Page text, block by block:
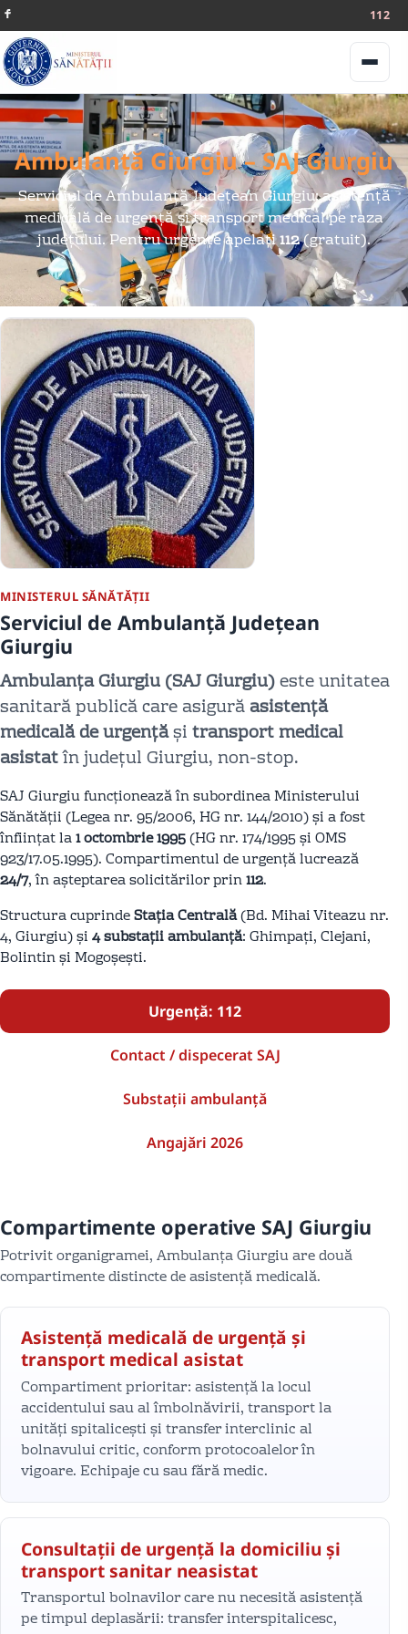
112
Meniu
Ambulanță Giurgiu – SAJ Giurgiu
Serviciul de Ambulanță Județean Giurgiu: asistență
medicală de urgență și transport medical pe raza
județului. Pentru urgențe apelați112(gratuit).
MINISTERUL SĂNĂTĂȚII
Serviciul de Ambulanță Județean
Giurgiu
Ambulanța Giurgiu (SAJ Giurgiu)este unitatea
sanitară publică care asigurăasistență
medicală de urgențășitransport medical
asistatîn județul Giurgiu, non-stop.
SAJ Giurgiu funcționează în subordinea Ministerului
Sănătății (Legea nr. 95/2006, HG nr. 144/2010) și a fost
înființat la1 octombrie 1995(HG nr. 174/1995 și OMS
923/17.05.1995). Compartimentul de urgență lucrează
24/7, în așteptarea solicitărilor prin112.
Structura cuprindeStația Centrală(Bd. Mihai Viteazu nr.
4, Giurgiu) și4 substații ambulanță: Ghimpați, Clejani,
Bolintin și Mogoșești.
Urgență: 112
Contact / dispecerat SAJ
Substații ambulanță
Angajări 2026
Compartimente operative SAJ Giurgiu
Potrivit organigramei, Ambulanța Giurgiu are două
compartimente distincte de asistență medicală.
Asistență medicală de urgență și
transport medical asistat
Compartiment prioritar: asistență la locul
accidentului sau al îmbolnăvirii, transport la
unități spitalicești și transfer interclinic al
bolnavului critic, conform protocoalelor în
vigoare. Echipaje cu sau fără medic.
Consultații de urgență la domiciliu și
transport sanitar neasistat
Transportul bolnavilor care nu necesită asistență
pe timpul deplasării: transfer interspitalicesc,